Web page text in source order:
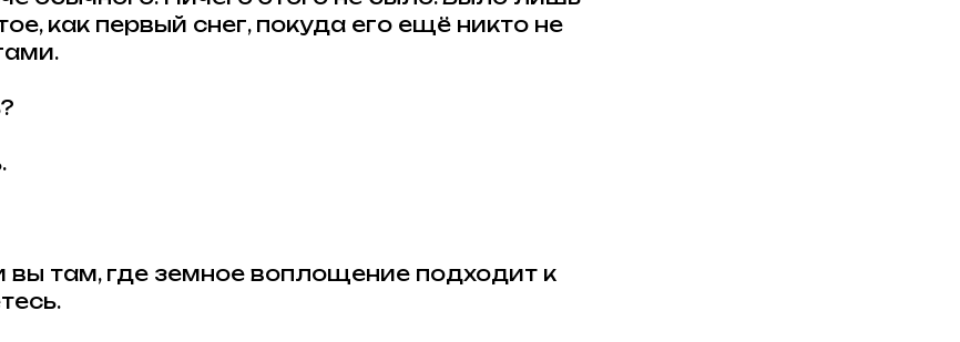
как первый снег, покуда его ещё никто не
вы там, где земное воплощение подходит к